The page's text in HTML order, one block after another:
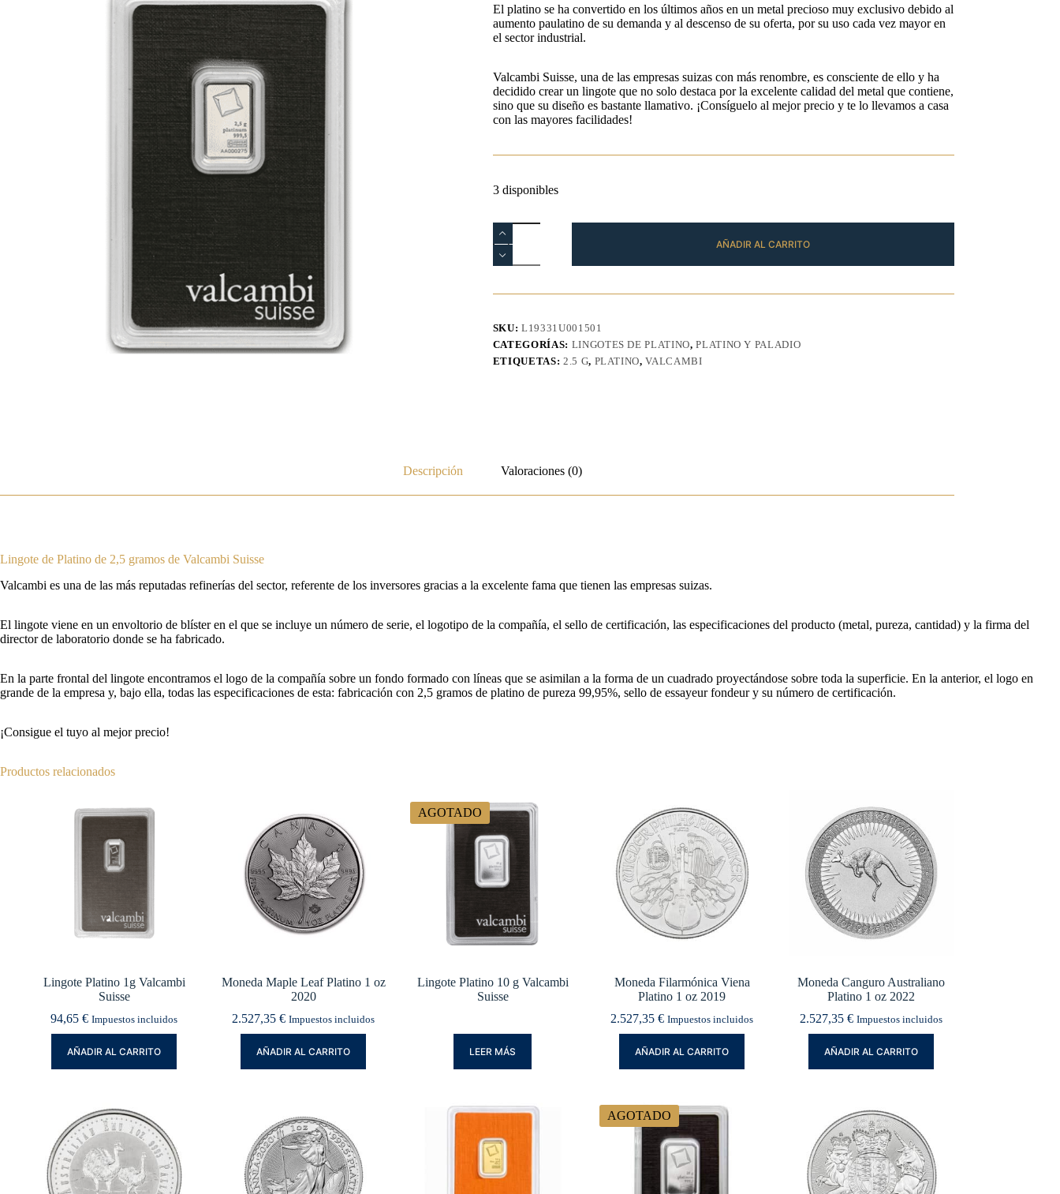
El platino se ha convertido en los últimos años en un metal precioso muy exclusivo debido al
aumento paulatino de su demanda y al descenso de su oferta, por su uso cada vez mayor en
el sector industrial.
Valcambi Suisse, una de las empresas suizas con más renombre, es consciente de ello y ha
decidido crear un lingote que no solo destaca por la excelente calidad del metal que contiene,
sino que su diseño es bastante llamativo. ¡Consíguelo al mejor precio y te lo llevamos a casa
con las mayores facilidades!
3 disponibles
Lingote
Platino
2,5g
Valcambi
cantidad
AÑADIR AL CARRITO
SKU:L19331U001501
CATEGORÍAS: LINGOTES DE PLATINO,PLATINO Y PALADIO
ETIQUETAS: 2.5 G, PLATINO,VALCAMBI
Descripción Valoraciones (0)
Lingote de Platino de 2,5 gramos de Valcambi Suisse
Valcambi es una de las más reputadas refinerías del sector, referente de los inversores gracias a la excelente fama que tienen las empresas suizas.
El lingote viene en un envoltorio de blíster en el que se incluye un número de serie, el logotipo de la compañía, el sello de certificación, las especificaciones del producto (metal, pureza, cantidad) y la firma del
director de laboratorio donde se ha fabricado.
En la parte frontal del lingote encontramos el logo de la compañía sobre un fondo formado con líneas que se asimilan a la forma de un cuadrado proyectándose sobre toda la superficie. En la anterior, el logo en
grande de la empresa y, bajo ella, todas las especificaciones de esta: fabricación con 2,5 gramos de platino de pureza 99,95%, sello de essayeur fondeur y su número de certificación.
¡Consigue el tuyo al mejor precio!
Productos relacionados
Lingote Platino 1g Valcambi
Suisse
94,65€ Impuestos incluidos
AÑADIR AL CARRITO
Moneda Maple Leaf Platino 1 oz
2020
2.527,35€ Impuestos incluidos
AÑADIR AL CARRITO
AGOTADO
Lingote Platino 10 g Valcambi
Suisse
LEER MÁS
Moneda Filarmónica Viena
Platino 1 oz 2019
2.527,35€ Impuestos incluidos
AÑADIR AL CARRITO
Moneda Canguro Australiano
Platino 1 oz 2022
2.527,35€ Impuestos incluidos
AÑADIR AL CARRITO
AGOTADO